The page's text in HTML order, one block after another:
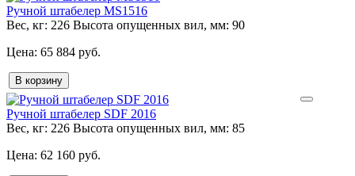
Ручной штабелер MS1516
Вес, кг: 226 Высота опущенных вил, мм: 90
65 884 руб.
В корзину
Ручной штабелер SDF 2016
Вес, кг: 226 Высота опущенных вил, мм: 85
62 160 руб.